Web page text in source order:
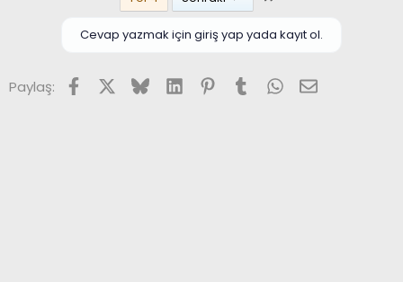
Cevap yazmak için giriş yap yada kayıt ol.
Paylaş: FacebookX (Twitter)
BlueskyLinkedInPinterest
TumblrWhatsApp
E-posta